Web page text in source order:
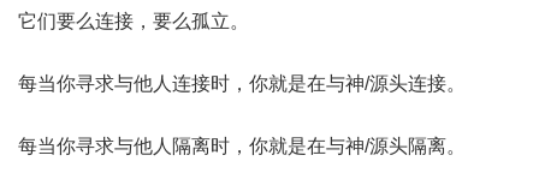
它们要么连接，要么孤立。
每当你寻求与他人连接时，你就是在与神/源头连接。
每当你寻求与他人隔离时，你就是在与神/源头隔离。